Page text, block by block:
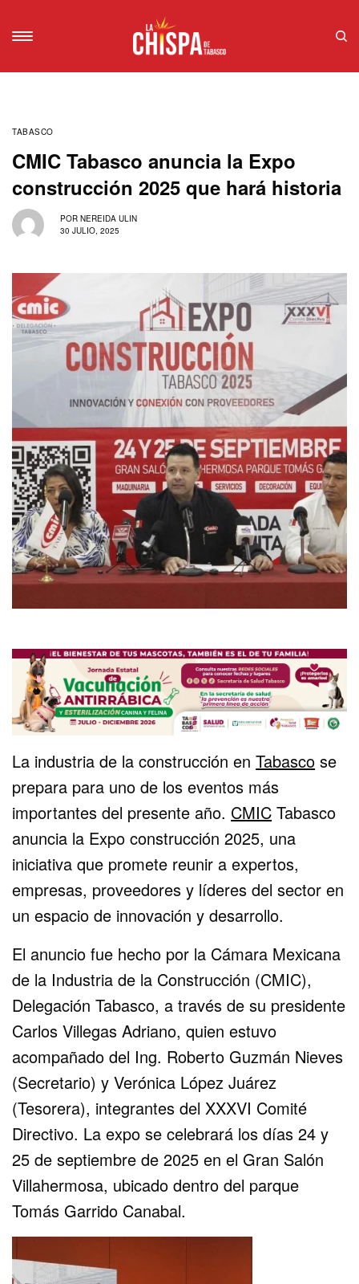
TABASCO
CMIC Tabasco anuncia la Expo
construcción 2025 que hará historia
POR NEREIDA ULIN
30 JULIO, 2025
La industria de la construcción enTabasco se
prepara para uno de los eventos más
importantes del presente año. CMIC Tabasco
anuncia la Expo construcción 2025, una
iniciativa que promete reunir a expertos,
empresas, proveedores y líderes del sector en
un espacio de innovación y desarrollo.
El anuncio fue hecho por la Cámara Mexicana
de la Industria de la Construcción (CMIC),
Delegación Tabasco, a través de su presidente
Carlos Villegas Adriano, quien estuvo
acompañado del Ing. Roberto Guzmán Nieves
(Secretario) y Verónica López Juárez
(Tesorera), integrantes del XXXVI Comité
Directivo. La expo se celebrará los días 24 y
25 de septiembre de 2025 en el Gran Salón
Villahermosa, ubicado dentro del parque
Tomás Garrido Canabal.